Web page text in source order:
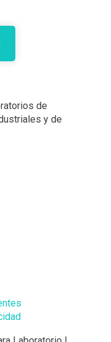
de
y de